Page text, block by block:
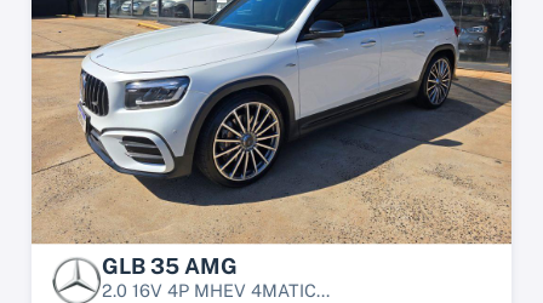
GLB 35 AMG
2.0 16V 4P MHEV 4MATIC...